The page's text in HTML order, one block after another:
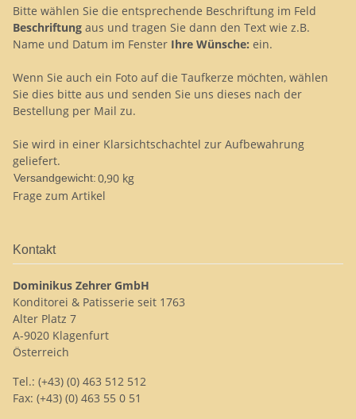
Bitte wählen Sie die entsprechende Beschriftung im Feld
Beschriftung aus und tragen Sie dann den Text wie z.B.
Name und Datum im Fenster Ihre Wünsche: ein.
Wenn Sie auch ein Foto auf die Taufkerze möchten, wählen
Sie dies bitte aus und senden Sie uns dieses nach der
Bestellung per Mail zu.
Sie wird in einer Klarsichtschachtel zur Aufbewahrung
geliefert.
Versandgewicht:0,90 kg
Frage zum Artikel
Kontakt
Dominikus Zehrer GmbH
Konditorei & Patisserie seit 1763
Alter Platz 7
A-9020 Klagenfurt
Österreich
Tel.: (+43) (0) 463 512 512
Fax: (+43) (0) 463 55 0 51